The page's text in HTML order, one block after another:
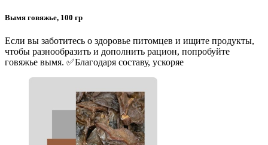
Вымя говяжье, 100 гр
Если вы заботитесь о здоровье питомцев и ищите продукты,
чтобы разнообразить и дополнить рацион, попробуйте
говяжье вымя. ✅Благодаря составу, ускоряе